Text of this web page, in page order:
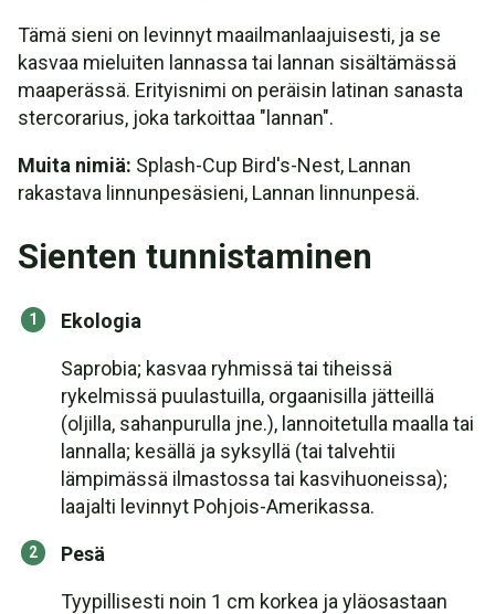
Tämä sieni on levinnyt maailmanlaajuisesti, ja se
kasvaa mieluiten lannassa tai lannan sisältämässä
maaperässä. Erityisnimi on peräisin latinan sanasta
stercorarius, joka tarkoittaa "lannan".
Muita nimiä: Splash-Cup Bird's-Nest, Lannan
rakastava linnunpesäsieni, Lannan linnunpesä.
Sienten tunnistaminen
Ekologia
Saprobia; kasvaa ryhmissä tai tiheissä
rykelmissä puulastuilla, orgaanisilla jätteillä
(oljilla, sahanpurulla jne.), lannoitetulla maalla tai
lannalla; kesällä ja syksyllä (tai talvehtii
lämpimässä ilmastossa tai kasvihuoneissa);
laajalti levinnyt Pohjois-Amerikassa.
Pesä
Tyypillisesti noin 1 cm korkea ja yläosastaan